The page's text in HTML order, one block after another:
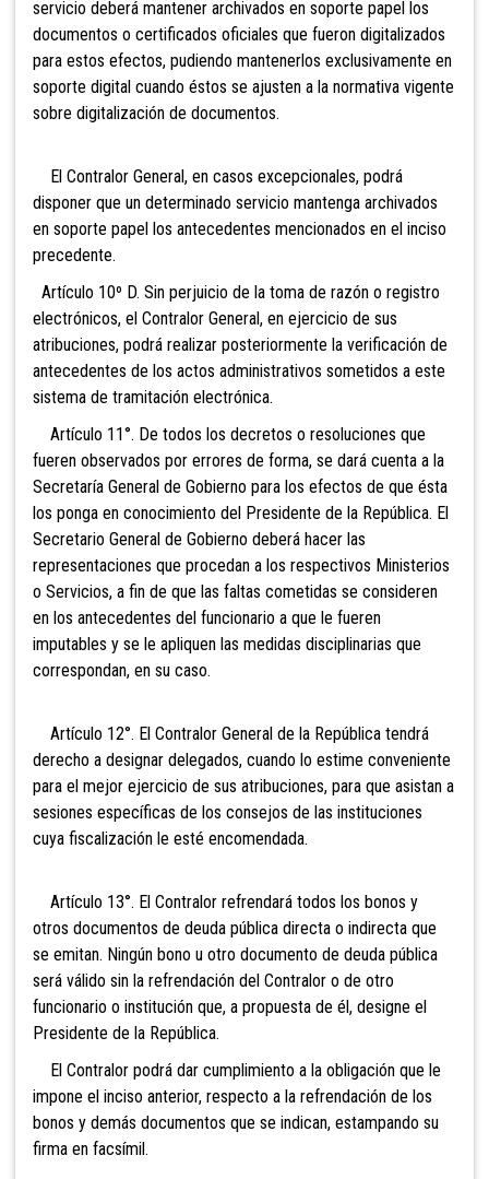
servicio deberá mantener archivados en soporte papel los
documentos o certificados oficiales que fueron digitalizados
para estos efectos, pudiendo mantenerlos exclusivamente en
soporte digital cuando éstos se ajusten a la normativa vigente
sobre digitalización de documentos.
El Contralor General, en casos excepcionales, podrá
disponer que un determinado servicio mantenga archivados
en soporte papel los antecedentes mencionados en el inciso
precedente.
Artículo 10º D. Sin perjuicio de la toma de razón o registro
electrónicos, el Contralor General, en ejercicio de sus
atribuciones, podrá realizar posteriormente la verificación de
antecedentes de los actos administrativos sometidos a este
sistema de tramitación electrónica.
Artículo 11°. De todos los decretos o resoluciones que
fueren observados por errores de forma, se dará cuenta a la
Secretaría General de Gobierno para los efectos de que ésta
los ponga en conocimiento del Presidente de la República. El
Secretario General de Gobierno deberá hacer las
representaciones que procedan a los respectivos Ministerios
o Servicios, a fin de que las faltas cometidas se consideren
en los antecedentes del funcionario a que le fueren
imputables y se le apliquen las medidas disciplinarias que
correspondan, en su caso.
Artículo 12°. El Contralor General de la República tendrá
derecho a designar delegados, cuando lo estime conveniente
para el mejor ejercicio de sus atribuciones, para que asistan a
sesiones específicas de los consejos de las instituciones
cuya fiscalización le esté encomendada.
Artículo 13°. El Contralor refrendará todos los bonos y
otros documentos de deuda pública directa o indirecta que
se emitan. Ningún bono u otro documento de deuda pública
será válido sin la refrendación del Contralor o de otro
funcionario o institución que, a propuesta de él, designe el
Presidente de la República.
El Contralor podrá dar cumplimiento a la obligación que le
impone el inciso anterior, respecto a la refrendación de los
bonos y demás documentos que se indican, estampando su
firma en facsímil.